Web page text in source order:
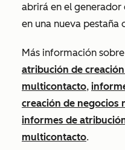
abrirá en el
en una nueva pestaña
Más información
atribución de
multicontacto,
creación de negocios
informes de
multicontacto.